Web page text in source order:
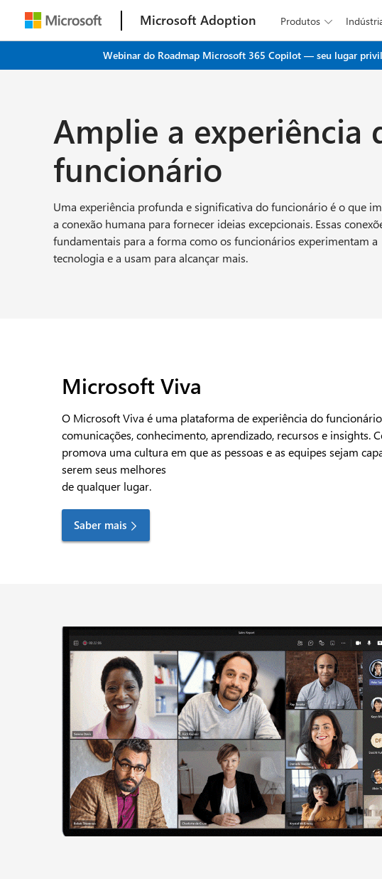
Microsoft Adoption Produtos 
Webinar do Roadmap Microsoft 365 Copilot — seu lugar
Amplie a experiência
funcionário
Uma experiência profunda e significativa do funcionário é o que
a conexão humana para fornecer ideias excepcionais. Essas
fundamentais para a forma como os funcionários experimentam a
tecnologia e a usam para alcançar mais.
Microsoft Viva
O Microsoft Viva é uma plataforma de experiência do
comunicações, conhecimento, aprendizado, recursos e insights.
promova uma cultura em que as pessoas e as equipes sejam
serem seus melhores
de qualquer lugar.
Saber mais